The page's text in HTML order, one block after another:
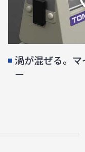
渦が混ぜる。
ー